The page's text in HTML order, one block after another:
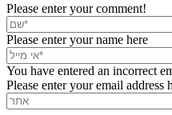
Please enter your comment!
Please enter your name here
You have entered an incorrect
Please enter your email address